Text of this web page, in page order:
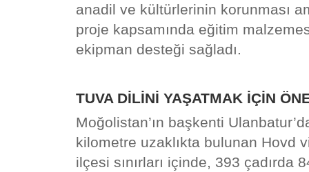
anadil ve kültürlerinin korunması
proje kapsamında eğitim
ekipman desteği sağladı.
TUVA DİLİNİ YAŞATMAK İÇİN
Moğolistan’ın başkenti
kilometre uzaklıkta bulunan Hovd
ilçesi sınırları içinde, 393 çadırda